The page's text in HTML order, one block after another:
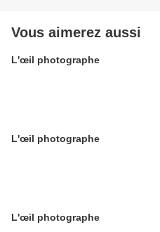
Vous aimerez aussi
L'œil photographe
L'œil photographe
L'œil photographe